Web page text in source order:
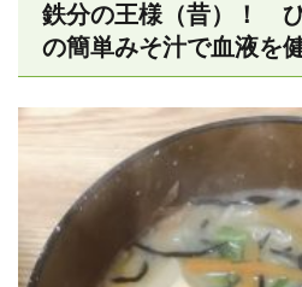
鉄分の王様（昔）！
の簡単みそ汁で血液を